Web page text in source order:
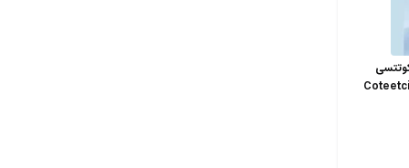
متری کوتتسی